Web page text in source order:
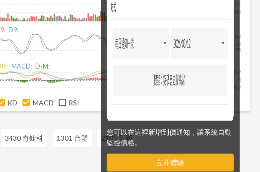
您可以在這裡新增到價通知，讓系統自動
監控價格。
立即體驗
500
1K
D9:
20
50
80
MACD: D-M:
-0.2
0
0.2
KD MACD RSI
3430 奇鈦科 1301 台塑 2105 正新